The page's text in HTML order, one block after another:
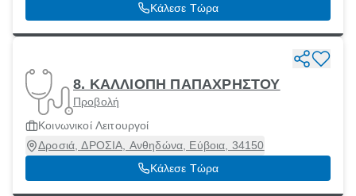
Κάλεσε Τώρα
8. ΚΑΛΛΙΟΠΗ ΠΑΠΑΧΡΗΣΤΟΥ
Προβολή
Κοινωνικοί Λειτουργοί
Δροσιά, ΔΡΟΣΙΑ, Ανθηδώνα, Εύβοια, 34150
Κάλεσε Τώρα